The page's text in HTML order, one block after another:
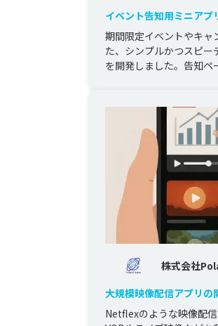
イベント告知用ミニアプ
期間限定イベントやキャ
た、シンプルかつスピー
を開発しました。告知ペ
株式会社
大規模映像配信アプリの
Netflexのような映像配